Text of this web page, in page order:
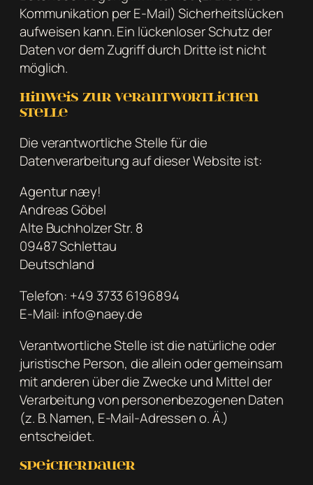
Kommunikation per E-Mail) Sicherheitslücken
aufweisen kann. Ein lückenloser Schutz der
Daten vor dem Zugriff durch Dritte ist nicht
möglich.
Hinweis zur verantwortlichen
Stelle
Die verantwortliche Stelle für die
Datenverarbeitung auf dieser Website ist:
Agentur næy!
Andreas Göbel
Alte Buchholzer Str. 8
09487 Schlettau
Deutschland
Telefon: +49 3733 6196894
E-Mail: info@naey.de
Verantwortliche Stelle ist die natürliche oder
juristische Person, die allein oder gemeinsam
mit anderen über die Zwecke und Mittel der
Verarbeitung von personenbezogenen Daten
(z. B. Namen, E-Mail-Adressen o. Ä.)
entscheidet.
Speicherdauer